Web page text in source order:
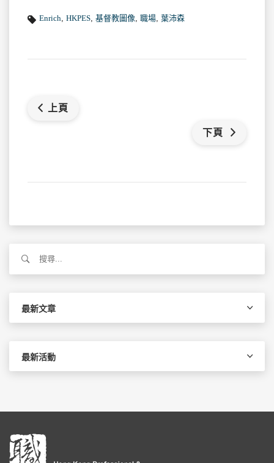
Enrich HKPES 基督教圖像 職場 葉沛森
上頁
下頁
關
最新文章
最新活動